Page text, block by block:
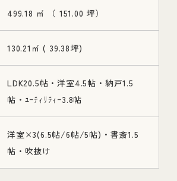
499.18 ㎡ （ 151.00 坪）
130.21㎡ ( 39.38坪)
LDK20.5帖・洋室4.5帖・納戸1.5
帖・ﾕｰﾃｨﾘﾃｨｰ3.8帖
洋室×3(6.5帖/6帖/5帖)・書斎1.5
帖・吹抜け